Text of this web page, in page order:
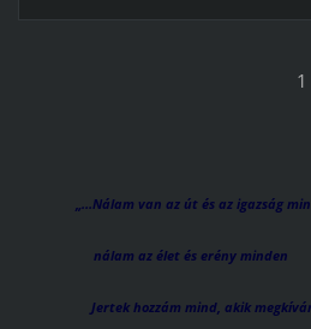
1
„…Nálam van az út és az igazság
nálam az élet és erény
Jertek hozzám mind, akik